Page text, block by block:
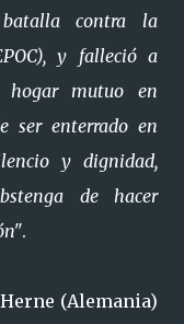
contra la
y falleció a
hogar mutuo en
ser enterrado en
y dignidad,
de hacer
.
(Alemania)